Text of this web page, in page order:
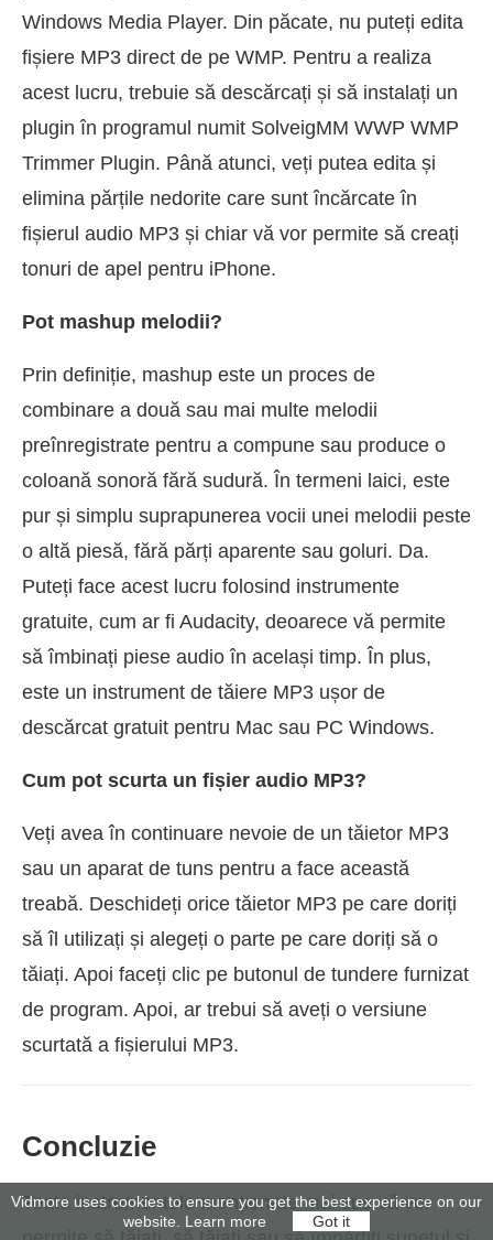
Windows Media Player. Din păcate, nu puteți edita
fișiere MP3 direct de pe WMP. Pentru a realiza
acest lucru, trebuie să descărcați și să instalați un
plugin în programul numit SolveigMM WWP WMP
Trimmer Plugin. Până atunci, veți putea edita și
elimina părțile nedorite care sunt încărcate în
fișierul audio MP3 și chiar vă vor permite să creați
tonuri de apel pentru iPhone.
Pot mashup melodii?
Prin definiție, mashup este un proces de
combinare a două sau mai multe melodii
preînregistrate pentru a compune sau produce o
coloană sonoră fără sudură. În termeni laici, este
pur și simplu suprapunerea vocii unei melodii peste
o altă piesă, fără părți aparente sau goluri. Da.
Puteți face acest lucru folosind instrumente
gratuite, cum ar fi Audacity, deoarece vă permite
să îmbinați piese audio în același timp. În plus,
este un instrument de tăiere MP3 ușor de
descărcat gratuit pentru Mac sau PC Windows.
Cum pot scurta un fișier audio MP3?
Veți avea în continuare nevoie de un tăietor MP3
sau un aparat de tuns pentru a face această
treabă. Deschideți orice tăietor MP3 pe care doriți
să îl utilizați și alegeți o parte pe care doriți să o
tăiați. Apoi faceți clic pe butonul de tundere furnizat
de program. Apoi, ar trebui să aveți o versiune
scurtată a fișierului MP3.
Concluzie
Toate instrumentele menționate mai sus vă vor
Vidmore uses cookies to ensure you get the best experience on our
website. Learn more Got it